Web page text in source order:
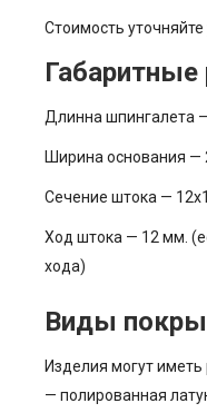
Стоимость
Длинна шпингалета
Ширина основания —
Сечение штока —
Ход штока — 12 мм.
хода)
Виды
Изделия могут
— полированная